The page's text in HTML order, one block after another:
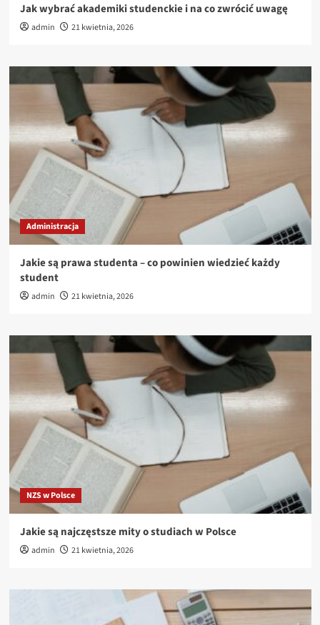
Jak wybrać akademiki studenckie i na co zwrócić uwagę
admin 21 kwietnia, 2026
Administracja
Jakie są prawa studenta – co powinien wiedzieć każdy
student
admin 21 kwietnia, 2026
NZS w Polsce
Jakie są najczęstsze mity o studiach w Polsce
admin 21 kwietnia, 2026